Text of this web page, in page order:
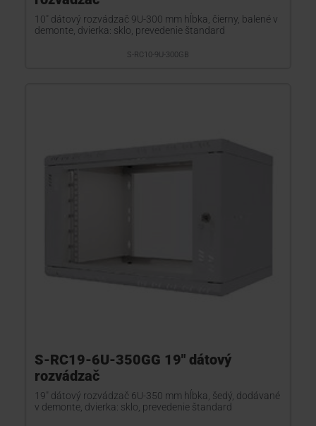
10" dátový rozvádzač 9U-300 mm hĺbka, čierny, balené v
demonte, dvierka: sklo, prevedenie štandard
S-RC10-9U-300GB
S-RC19-6U-350GG 19" dátový
rozvádzač
19" dátový rozvádzač 6U-350 mm hĺbka, šedý, dodávané
v demonte, dvierka: sklo, prevedenie štandard